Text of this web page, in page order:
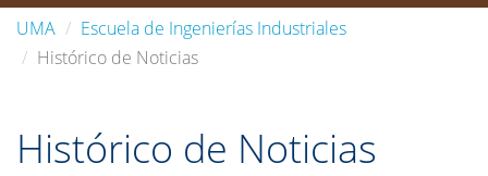
UMA
Escuela de Ingenierías Industriales
Histórico de Noticias
Histórico de Noticias